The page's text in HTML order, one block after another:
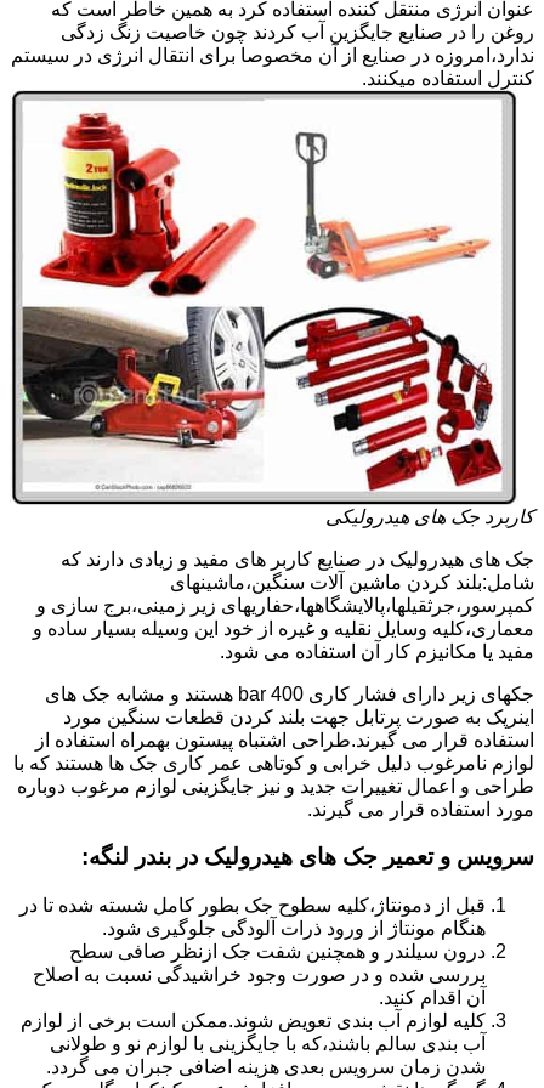
عنوان انرژی منتقل کننده استفاده کرد به همین خاطر است که
روغن را در صنایع جایگزین آب کردند چون خاصیت زنگ زدگی
ندارد،امروزه در صنایع از آن مخصوصا برای انتقال انرژی در سیستم
کنترل استفاده میکنند.
کاربرد جک های هیدرولیکی
جک های هیدرولیک در صنایع کاربر های مفید و زیادی دارند که
شامل:بلند کردن ماشین آلات سنگین،ماشینهای
کمپرسور،جرثقیلها،پالایشگاهها،حفاریهای زیر زمینی،برج سازی و
معماری،کلیه وسایل نقلیه و غیره از خود این وسیله بسیار ساده و
مفید یا مکانیزم کار آن استفاده می شود.
جکهای زیر دارای فشار کاری 400 bar هستند و مشابه جک های
اینرپک به صورت پرتابل جهت بلند کردن قطعات سنگین مورد
استفاده قرار می گیرند.طراحی اشتباه پیستون بهمراه استفاده از
لوازم نامرغوب دلیل خرابی و کوتاهی عمر کاری جک ها هستند که با
طراحی و اعمال تغییرات جدید و نیز جایگزینی لوازم مرغوب دوباره
مورد استفاده قرار می گیرند.
سرویس و تعمیر جک های هیدرولیک در بندر لنگه:
قبل از دمونتاژ،کلیه سطوح جک بطور کامل شسته شده تا در
هنگام مونتاژ از ورود ذرات آلودگی جلوگیری شود.
درون سیلندر و همچنین شفت جک ازنظر صافی سطح
بررسی شده و در صورت وجود خراشیدگی نسبت به اصلاح
آن اقدام کنید.
کلیه لوازم آب بندی تعویض شوند.ممکن است برخی از لوازم
آب بندی سالم باشند،که با جایگزینی با لوازم نو و طولانی
شدن زمان سرویس بعدی هزینه اضافی جبران می گردد.